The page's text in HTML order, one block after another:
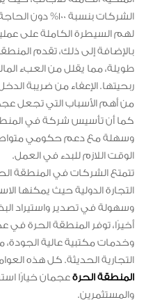
الشركات بنسبة
لهم السيطرة الكاملة على
بالإضافة إلى ذلك، تقدم
طويلة، مما يقلل من العبء
ربحيتها. الإعفاء من ضريبة
من أهم الأسباب التي تجعل
كما أن تأسيس شركة في
وسهلة مع دعم حكومي
الوقت اللازم للبدء في العمل.
تتمتع الشركات في المنطقة
التجارة الدولية حيث يمكنها
وسهولة في تصدير واستيراد
أخيرًا، توفر المنطقة الحرة في
وخدمات مكتبية عالية الجودة،
التجارية الحديثة. كل هذه
المنطقة الحرةعجمان خيارًا
والمستثمرين.